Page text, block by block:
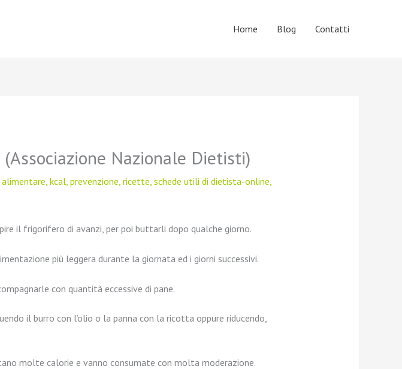
Home Blog Contatti
Nazionale Dietisti)
alimentare, kcal, prevenzione, ricette, schede utili di dietista-online,
il frigorifero di avanzi, per poi buttarli dopo qualche giorno.
più leggera durante la giornata ed i giorni successivi.
con quantità eccessive di pane.
il burro con l’olio o la panna con la ricotta oppure riducendo,
molte calorie e vanno consumate con molta moderazione.